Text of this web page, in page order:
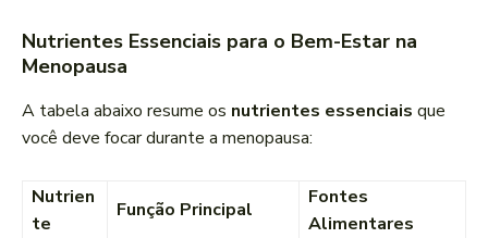
Nutrientes Essenciais para o Bem-Estar na
Menopausa
A tabela abaixo resume os nutrientes essenciais que
você deve focar durante a menopausa:
Nutrien
te
Função Principal
Fontes
Alimentares